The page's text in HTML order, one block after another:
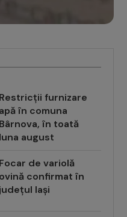
Restricții furnizare
apă în comuna
Bârnova, în toată
luna august
Focar de variolă
ovină confirmat în
județul Iași